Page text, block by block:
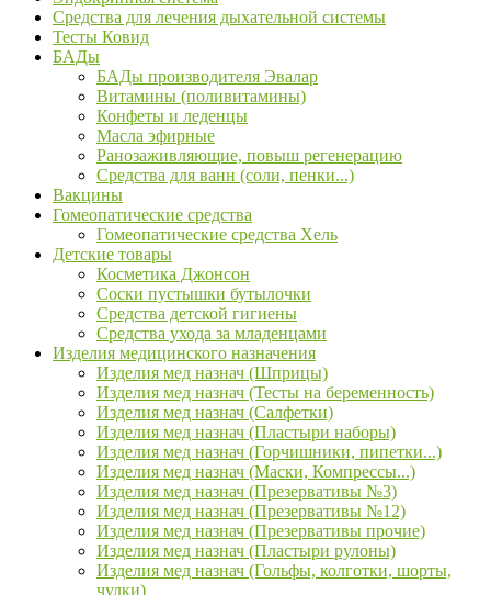
Средства для лечения дыхательной системы
Тесты Ковид
БАДы
БАДы производителя Эвалар
Витамины (поливитамины)
Конфеты и леденцы
Масла эфирные
Ранозаживляющие, повыш регенерацию
Средства для ванн (соли, пенки...)
Вакцины
Гомеопатические средства
Гомеопатические средства Хель
Детские товары
Косметика Джонсон
Соски пустышки бутылочки
Средства детской гигиены
Средства ухода за младенцами
Изделия медицинского назначения
Изделия мед назнач (Шприцы)
Изделия мед назнач (Тесты на беременность)
Изделия мед назнач (Салфетки)
Изделия мед назнач (Пластыри наборы)
Изделия мед назнач (Горчишники, пипетки...)
Изделия мед назнач (Маски, Компрессы...)
Изделия мед назнач (Презервативы №3)
Изделия мед назнач (Презервативы №12)
Изделия мед назнач (Презервативы прочие)
Изделия мед назнач (Пластыри рулоны)
Изделия мед назнач (Гольфы, колготки, шорты,
чулки)